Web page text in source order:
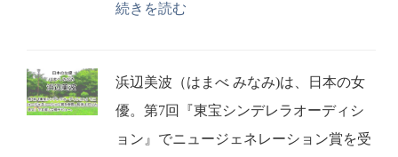
続きを読む
浜辺美波（はまべ みなみ)は、日本の女
優。第7回『東宝シンデレラオーディシ
ョン』でニュージェネレーション賞を受